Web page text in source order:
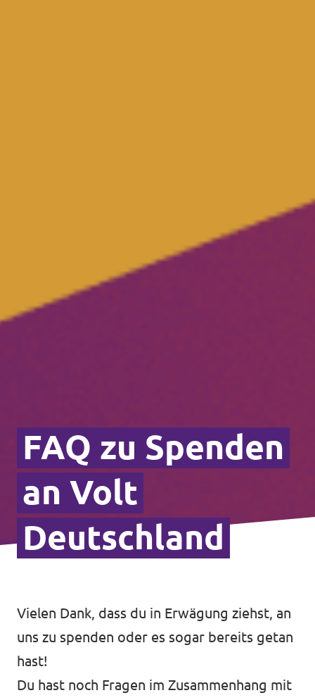
FAQ zu Spenden
an Volt
Deutschland
Vielen Dank, dass du in Erwägung ziehst, an
uns zu spenden oder es sogar bereits getan
hast!
Du hast noch Fragen im Zusammenhang mit